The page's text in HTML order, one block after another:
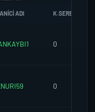
ADI K.SEREFI
0
0